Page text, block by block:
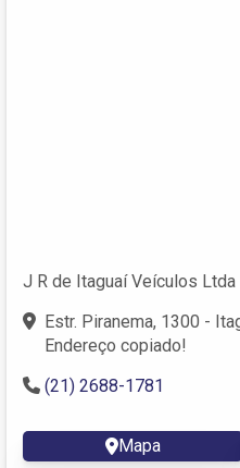
J R de Itaguaí Veículos Ltda
Estr. Piranema, 1300 -
Endereço copiado!
(21) 2688-1781
Mapa